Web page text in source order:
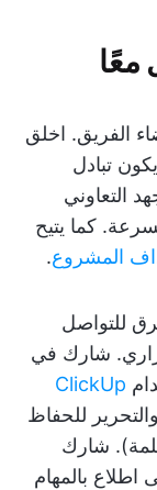
الفريق. اخلق
تبادل
التعاوني
كما يتيح
المشروع.
للتواصل
شارك في
ClickUp
للحفاظ
شارك
اطلاع بالمهام